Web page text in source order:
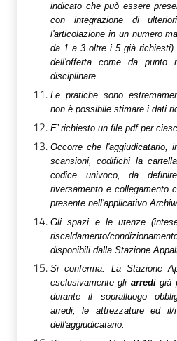
indicato che può essere
con integrazione di
l'articolazione in un numero
da 1 a 3 oltre i 5 già richiesti)
dell'offerta come da
disciplinare.
Le pratiche sono
non è possibile stimare i dati
E’ richiesto un file pdf per
Occorre che l'aggiudicatario,
scansioni, codifichi la
codice univoco, da
riversamento e collegamento
presente nell'applicativo
Gli spazi e le utenze
riscaldamento/
disponibili dalla Stazione
Si conferma. La Stazione
esclusivamente gli arredigià
durante il sopralluogo
arredi, le attrezzature ed
dell'aggiudicatario.